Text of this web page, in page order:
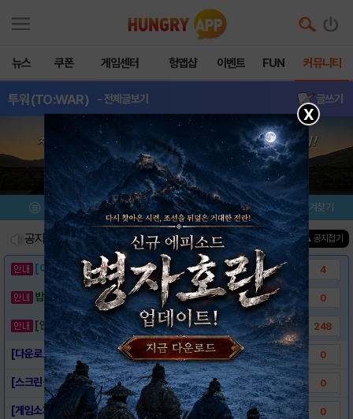
뉴스 쿠폰 게임센터 헝앱샵 이벤트 FUN 커뮤니티
투워(TO:WAR) - 전체글보기 글쓰기
메뉴 이벤트/미션 설치/평가 즐겨찾기
공지사항 진행중인 이벤트0건 ▲ 공지접기
[이벤트] 웃음으로 매일매일 해피! 유머 게시.. 4
밥알이의 헝앱통신 ⑲ “밥알이, 드디어 멀티를.. 0
[안내] 헝그리앱 필수 상식! 밥알 획득 안내.. 248
[다운로드 링크] 투워(TO:WAR) 0
[스크린샷] 투워(TO:WAR) 0
[게임소개] 투워(TO:WAR) 0
X